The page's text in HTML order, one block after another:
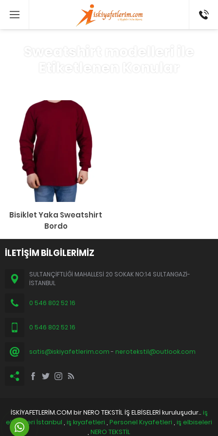
802 52
Sweatshirt modelleri ile
Etiketlenen Konular
Bisiklet Yaka Sweatshirt
Bordo
İLETİŞİM BİLGİLERİMİZ
SULTANÇİFTLİĞİ MAHALLESİ 20 SOKAK NO:14 SULTANGAZİ-
İSTANBUL
0 546 802 52 16
0 546 802 52 16
satis@iskiyafetlerim.com - nerotekstil@outlook.com
İSKİYAFETLERİM.COM bir NERO TEKSTİL İŞ ELBİSELERİ kuruluşudur.. iş
elbiseleri İstanbul , iş kıyafetleri , Personel Kıyafetleri , iş elbiseleri
, NERO TEKSTİL